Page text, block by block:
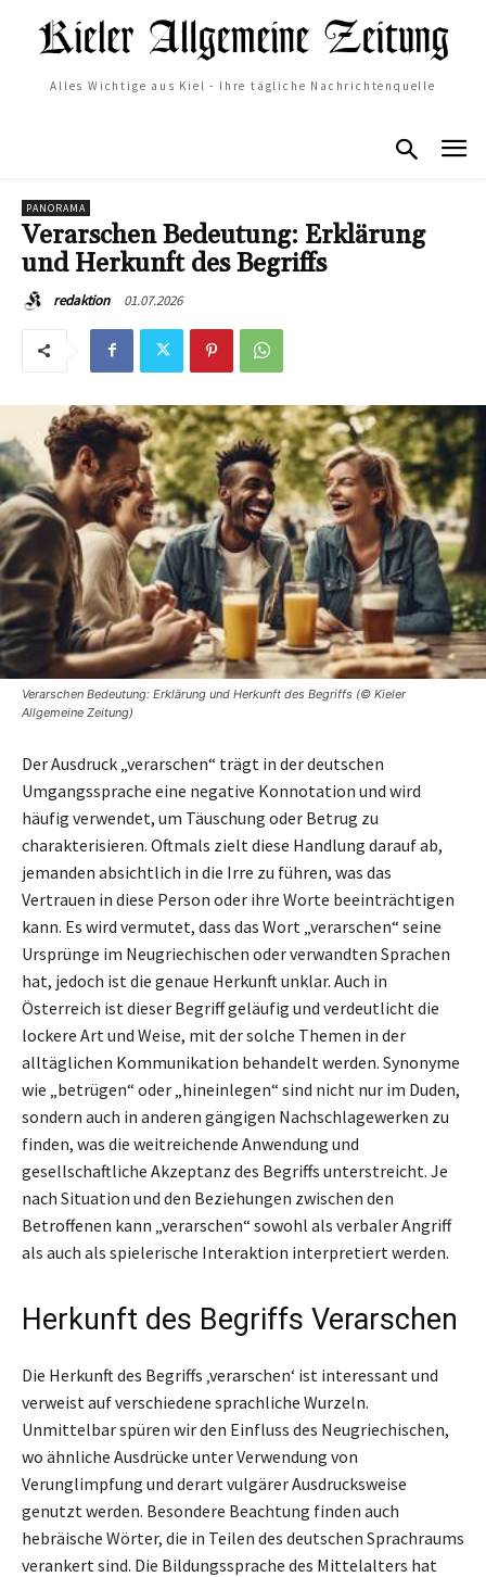
Alles Wichtige aus Kiel - Ihre tägliche Nachrichtenquelle
PANORAMA
Verarschen Bedeutung: Erklärung
und Herkunft des Begriffs
redaktion 01.07.2026
Verarschen Bedeutung: Erklärung und Herkunft des Begriffs (© Kieler
Allgemeine Zeitung)
Der Ausdruck „verarschen“ trägt in der deutschen
Umgangssprache eine negative Konnotation und wird
häufig verwendet, um Täuschung oder Betrug zu
charakterisieren. Oftmals zielt diese Handlung darauf ab,
jemanden absichtlich in die Irre zu führen, was das
Vertrauen in diese Person oder ihre Worte beeinträchtigen
kann. Es wird vermutet, dass das Wort „verarschen“ seine
Ursprünge im Neugriechischen oder verwandten Sprachen
hat, jedoch ist die genaue Herkunft unklar. Auch in
Österreich ist dieser Begriff geläufig und verdeutlicht die
lockere Art und Weise, mit der solche Themen in der
alltäglichen Kommunikation behandelt werden. Synonyme
wie „betrügen“ oder „hineinlegen“ sind nicht nur im Duden,
sondern auch in anderen gängigen Nachschlagewerken zu
finden, was die weitreichende Anwendung und
gesellschaftliche Akzeptanz des Begriffs unterstreicht. Je
nach Situation und den Beziehungen zwischen den
Betroffenen kann „verarschen“ sowohl als verbaler Angriff
als auch als spielerische Interaktion interpretiert werden.
Herkunft des Begriffs Verarschen
Die Herkunft des Begriffs ‚verarschen‘ ist interessant und
verweist auf verschiedene sprachliche Wurzeln.
Unmittelbar spüren wir den Einfluss des Neugriechischen,
wo ähnliche Ausdrücke unter Verwendung von
Verunglimpfung und derart vulgärer Ausdrucksweise
genutzt werden. Besondere Beachtung finden auch
hebräische Wörter, die in Teilen des deutschen Sprachraums
verankert sind. Die Bildungssprache des Mittelalters hat